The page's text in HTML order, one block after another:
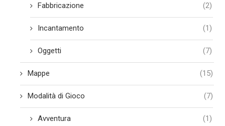
Fabbricazione (2)
Incantamento (1)
Oggetti (7)
Mappe (15)
Modalità di Gioco (7)
Avventura (1)